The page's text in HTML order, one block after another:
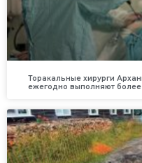
Торакальные хирурги
ежегодно выполняют